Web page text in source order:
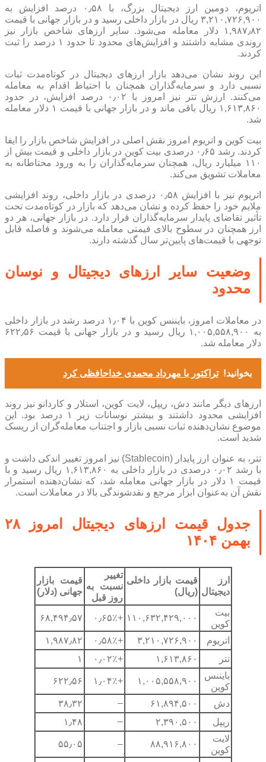
اتریوم، دومین ارز دیجیتال بزرگ، با ۰٫۵۸ درصد افزایش به
۳,۲۱۰,۷۲۶,۹۰۰ ریال در بازار داخلی رسید و در بازار جهانی با قیمت
۱,۹۸۷٫۸۲ دلار معامله می‌شود. سایر ارزهای شاخص بازار نیز
روندی مشابه داشتند و افزایش‌های محدود تا حدود ۱ درصد را ثبت
کردند.
این روند نشان می‌دهد بازار ارزهای دیجیتال در کوتاه‌مدت ثبات
نسبی دارد و سرمایه‌گذاران همچنان با احتیاط اقدام به معامله
می‌کنند. ارزش تتر نیز امروز با ۰٫۰۲ درصد افزایش، در حدود
۱,۶۱۳,۸۶۰ ریال باقی ماند و در بازار جهانی با قیمت ۱ دلار معامله
شد.
بیت کوین و اتریوم امروز نقش اصلی در افزایش شاخص بازار را ایفا
کردند. رشد ۰٫۶۵ درصدی بیت کوین در بازار داخلی و قیمت بیش از
۱۱۰ میلیارد ریال، همچنان سرمایه‌گذاران را به ورود محتاطانه به
معاملات تشویق می‌کند.
اتریوم نیز با افزایش ۰٫۵۸ درصدی در بازار داخلی، روند افزایشی
ملایم خود را حفظ کرده و نشان می‌دهد که بازار در کوتاه‌مدت تحت
تأثیر تقاضای پایدار سرمایه‌گذاران قرار دارد. در بازار جهانی، هر دو
ارز همچنان در سطوح بالای قیمتی معامله می‌شوند و فاصله قابل
توجهی با قیمت‌های پایین‌تر سال گذشته دارند.
وضعیت سایر ارزهای دیجیتال و نوسان
محدود
در معاملات امروز، بایننس کوین با ۱٫۰۴ درصد رشد در بازار داخلی
به ۱,۰۰۵,۵۵۸,۹۰۰ ریال رسید و در بازار جهانی با قیمت ۶۲۲٫۵۶
دلار معامله شد.
بخوانید! تراکتور با مهرداد محمدی خداحافظی کرد
ارزهای دیگر مانند دش، ریپل، لایت کوین، استلار و کاردانو نیز روند
افزایشی محدود داشتند و بیشتر نوسانات زیر ۱ درصد بود. این
موضوع نشان‌دهنده ثبات نسبی بازار و اجتناب معامله‌گران از ریسک
شدید است.
تتر، به عنوان ارز پایدار (Stablecoin) نیز امروز تغییر اندکی داشت و
با رشد ۰٫۰۲ درصدی در بازار داخلی به ۱,۶۱۳,۸۶۰ ریال رسید و با
قیمت ۱ دلار در بازار جهانی معامله شد، که نشان‌دهنده استمرار
نقش آن به‌عنوان ابزار مرجع و نقدشوندگی بالا در معاملات است.
جدول قیمت ارزهای دیجیتال امروز ۲۸
بهمن ۱۴۰۴
ارز
دیجیتال
قیمت بازار داخلی
(ریال)
تغییر
نسبت به
روز قبل
قیمت بازار
جهانی (دلار)
بیت
کوین
۱۱۰,۶۳۲,۴۲۹,۰۰۰ +۰٫۶۵٪ ۶۸,۴۹۴٫۵۷
اتریوم ۳,۲۱۰,۷۲۶,۹۰۰ +۰٫۵۸٪
۱,۹۸۷٫۸۲
تتر
۱,۶۱۳,۸۶۰ +۰٫۰۲٪
۱
بایننس
کوین
۱,۰۰۵,۵۵۸,۹۰۰ +۱٫۰۴٪ ۶۲۲٫۵۶
دش ۶۱,۸۹۴,۵۰۰ –
۳۸٫۳۲
ریپل
۲,۳۹۰,۵۰۰ –
۱٫۴۸
لایت
کوین
۸۸,۹۱۶,۸۰۰ – ۵۵٫۰۵